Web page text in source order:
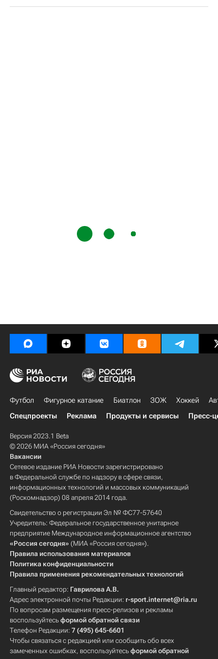
Футбол Фигурное катание Биатлон ЗОЖ Хоккей
Спецпроекты
Реклама Продукты и сервисы Пресс-
Версия 2023.1 Beta
© 2026 МИА «Россия сегодня»
Вакансии
Сетевое издание РИА Новости зарегистрировано
в Федеральной службе по надзору в сфере связи,
информационных технологий и массовых коммуникаций
(Роскомнадзор) 08 апреля 2014 года.
Свидетельство о регистрации Эл № ФС77-57640
Учредитель: Федеральное государственное унитарное
предприятие Международное информационное агентство
«Россия сегодня» (МИА «Россия сегодня»).
Правила использования материалов
Политика конфиденциальности
Правила применения рекомендательных технологий
Главный редактор: Гаврилова А.В.
Адрес электронной почты Редакции: r-sport.internet@ria.ru
По вопросам размещения пресс-релизов и рекламы
воспользуйтесьформой обратной связи
Телефон Редакции: 7 (495) 645-6601
Чтобы связаться с редакцией или сообщить обо всех
замеченных ошибках, воспользуйтесьформой обратной